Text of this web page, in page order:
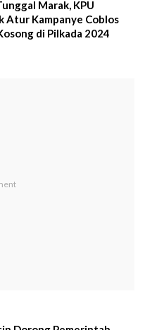
Marak, KPU
Atur Kampanye Coblos
di Pilkada 2024